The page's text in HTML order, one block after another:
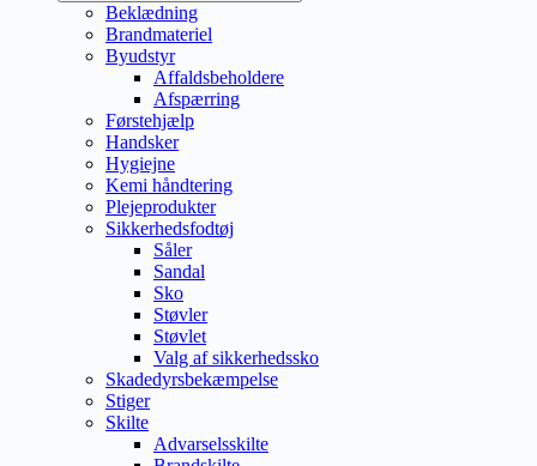
Beklædning
Brandmateriel
Byudstyr
Affaldsbeholdere
Afspærring
Førstehjælp
Handsker
Hygiejne
Kemi håndtering
Plejeprodukter
Sikkerhedsfodtøj
Såler
Sandal
Sko
Støvler
Støvlet
Valg af sikkerhedssko
Skadedyrsbekæmpelse
Stiger
Skilte
Advarselsskilte